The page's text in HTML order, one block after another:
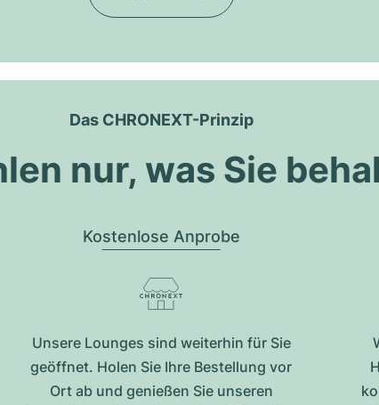
Das CHRONEXT-Prinzip
nur, was Sie
Kostenlose Anprobe
Unsere Lounges sind weiterhin für Sie
geöffnet. Holen Sie Ihre Bestellung vor
Ort ab und genießen Sie unseren